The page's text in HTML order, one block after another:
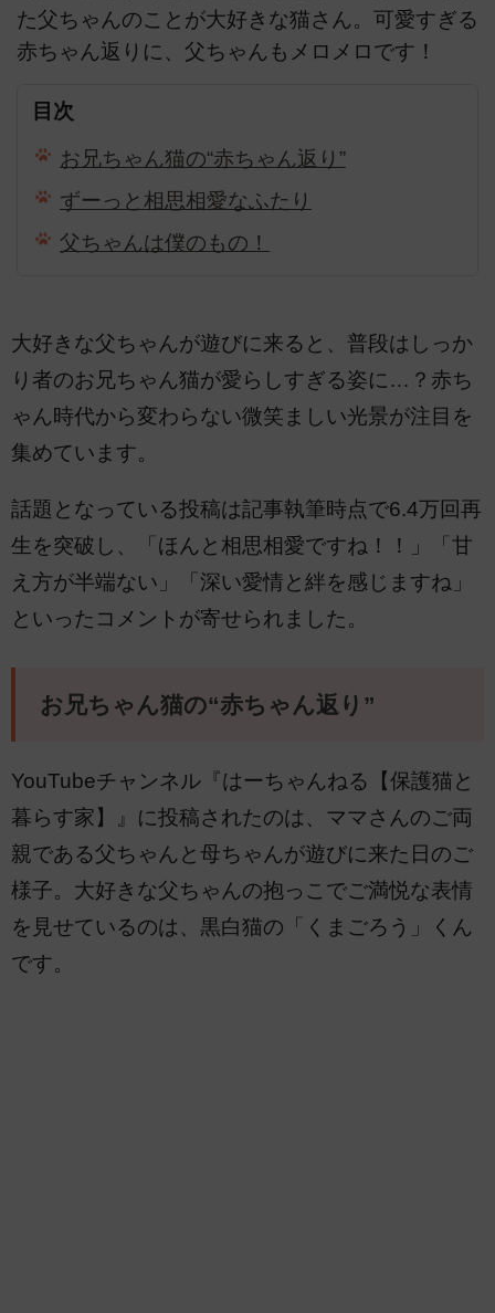
た父ちゃんのことが大好きな猫さん。可愛すぎる
赤ちゃん返りに、父ちゃんもメロメロです！
目次
お兄ちゃん猫の“赤ちゃん返り”
ずーっと相思相愛なふたり
父ちゃんは僕のもの！
大好きな父ちゃんが遊びに来ると、普段はしっか
り者のお兄ちゃん猫が愛らしすぎる姿に…？赤ち
ゃん時代から変わらない微笑ましい光景が注目を
集めています。
話題となっている投稿は記事執筆時点で6.4万回再
生を突破し、「ほんと相思相愛ですね！！」「甘
え方が半端ない」「深い愛情と絆を感じますね」
といったコメントが寄せられました。
お兄ちゃん猫の“赤ちゃん返り”
YouTubeチャンネル『はーちゃんねる【保護猫と
暮らす家】』に投稿されたのは、ママさんのご両
親である父ちゃんと母ちゃんが遊びに来た日のご
様子。大好きな父ちゃんの抱っこでご満悦な表情
を見せているのは、黒白猫の「くまごろう」くん
です。